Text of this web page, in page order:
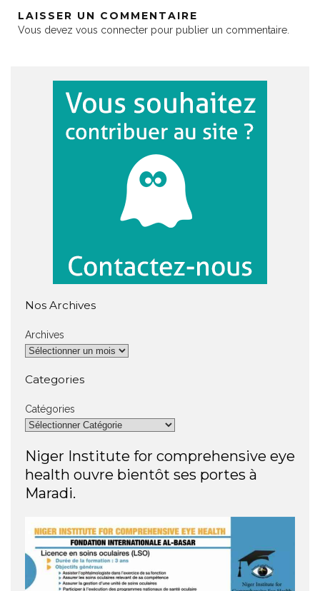
LAISSER UN COMMENTAIRE
Vous devez vous connecter pour publier un commentaire.
Nos Archives
Archives
Categories
Catégories
Niger Institute for comprehensive eye
health ouvre bientôt ses portes à
Maradi.